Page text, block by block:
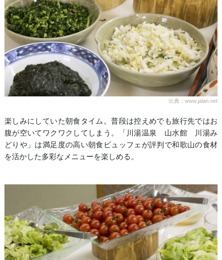
出典：www.jalan.net
楽しみにしていた朝食タイム。普段は控えめでも旅行先ではお
腹が空いてワクワクしてしまう。「川湯温泉 山水館 川湯み
どりや」は満足度の高い朝食ビュッフェが評判で和歌山の食材
を活かした多彩なメニューを楽しめる。